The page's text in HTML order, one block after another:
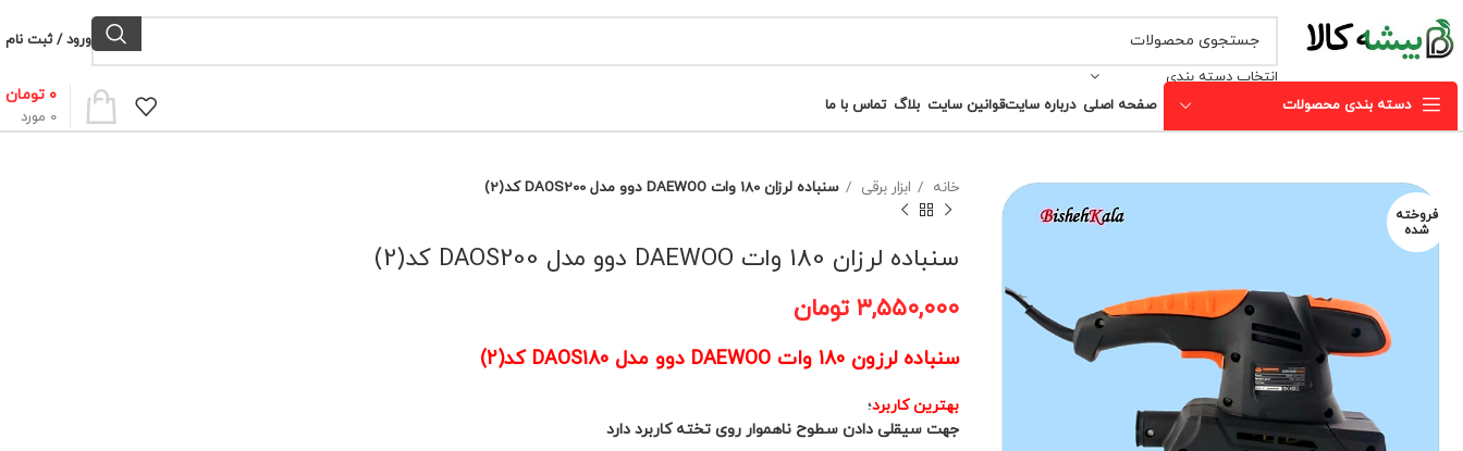
انتخاب دسته بندی
ورود / ثبت نام
دسته بندی محصولات صفحه اصلی درباره سایتقوانین سایت بلاگ تماس با ما
0 مورد
۰ تومان
فروخته
شده
خانه ابزار برقی سنباده لرزان 180 وات DAEWOO دوو مدل DAOS200 کد(2)
سنباده لرزان 180 وات DAEWOO دوو مدل DAOS200 کد(2)
۳,۵۵۰,۰۰۰ تومان
سنباده لرزون 180 وات DAEWOO دوو مدل DAOS180 کد(2)
بهترین کاربرد؛
جهت سیقلی دادن سطوح ناهموار روی تخته کاربرد دارد